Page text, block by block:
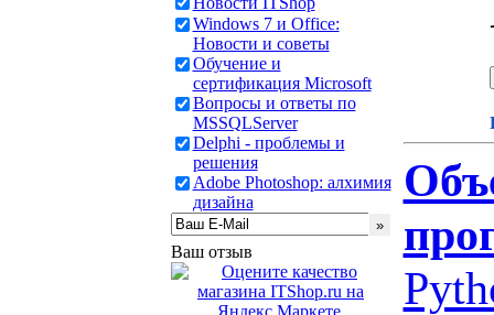
Windows 7 и Office:
Новости и советы
Обучение и
сертификация Microsoft
Вопросы и ответы по
MSSQLServer
Delphi - проблемы и
решения
Adobe Photoshop: алхимия
дизайна
Ваш отзыв